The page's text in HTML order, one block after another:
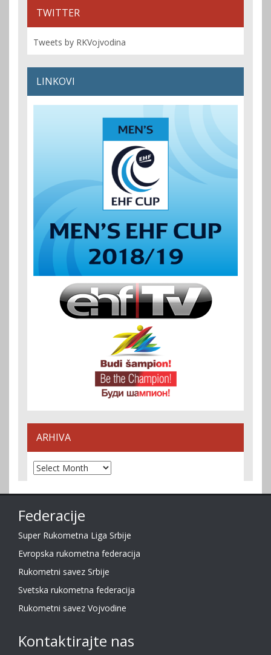
TWITTER
Tweets by RKVojvodina
LINKOVI
ARHIVA
Arhiva
Federacije
Super Rukometna Liga Srbije
Evropska rukometna federacija
Rukometni savez Srbije
Svetska rukometna federacija
Rukometni savez Vojvodine
Kontaktirajte nas